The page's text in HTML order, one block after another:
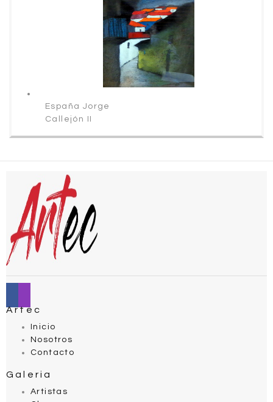
España Jorge
Callejón II
Artec
Inicio
Nosotros
Contacto
Galeria
Artistas